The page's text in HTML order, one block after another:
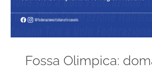
Fossa Olimpica: